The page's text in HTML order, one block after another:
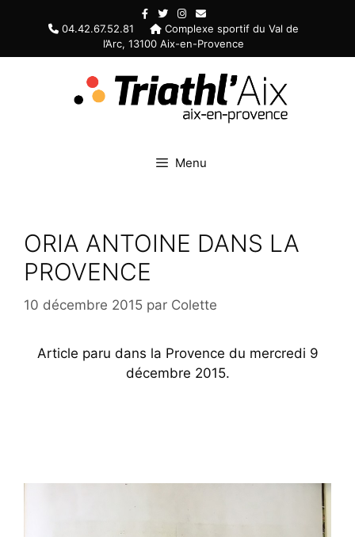
04.42.67.52.81
Complexe sportif du Val de
l’Arc, 13100 Aix-en-Provence
Menu
ORIA ANTOINE DANS LA
PROVENCE
10 décembre 2015 par Colette
Article paru dans la Provence du mercredi 9
décembre 2015.